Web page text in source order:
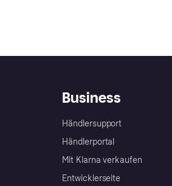
Business
Händlersupport
Händlerportal
Mit Klarna verkaufen
Entwicklerseite